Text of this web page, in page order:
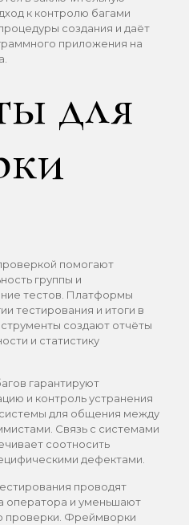
к контролю багами
создания и даёт
приложения на
для
помогают
группы и
тестов. Платформы
тестирования и итоги в
создают отчёты
и статистику
гарантируют
и контроль устранения
для общения между
Связь с системами
соотносить
дефектами.
проводят
оператора и уменьшают
проверки. Фреймворки